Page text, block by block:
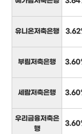
유니온저축은행
부림저축은행
세람저축은행
우리금융저축은
행